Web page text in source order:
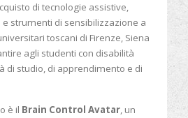
di tecnologie assistive,
e strumenti di sensibilizzazione a
toscani di Firenze, Siena
agli studenti con disabilità
di studio, di apprendimento e di
è il Brain Control Avatar, un